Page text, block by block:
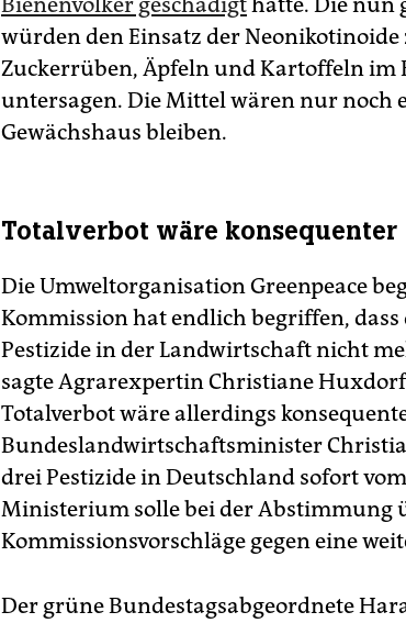
würden den Einsatz der Neoni­kotinoide
Zuckerrüben, Äpfeln und Kartoffeln im
untersagen. Die Mittel wären nur noch
Gewächshaus bleiben.
Totalverbot wäre konsequenter
Die Umweltorganisation Greenpeace
Kommission hat endlich begriffen,
Pestizide in der Landwirtschaft nicht
sagte Agrarexpertin Christiane
Totalverbot wäre allerdings
Bundeslandwirtschaftsminister
drei Pestizide in Deutschland sofort
Ministerium solle bei der Abstimmung
Kommissionsvorschläge gegen eine
Der grüne Bundestagsabgeordnete